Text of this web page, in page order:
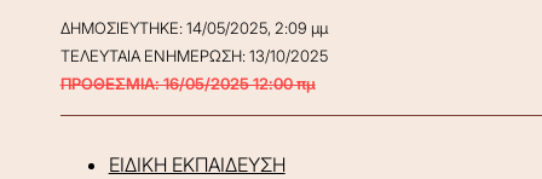
ΔΗΜΟΣΙΕΥΤΗΚΕ: 14/05/2025, 2:09 μμ
ΤΕΛΕΥΤΑΙΑ ΕΝΗΜΕΡΩΣΗ: 13/10/2025
ΠΡΟΘΕΣΜΙΑ: 16/05/2025 12:00 πμ
ΕΙΔΙΚΗ ΕΚΠΑΙΔΕΥΣΗ